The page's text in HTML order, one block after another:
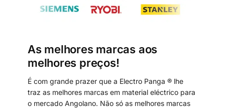
As melhores marcas aos
melhores preços!
É com grande prazer que a Electro Panga ® lhe
traz as melhores marcas em material eléctrico para
o mercado Angolano. Não só as melhores marcas